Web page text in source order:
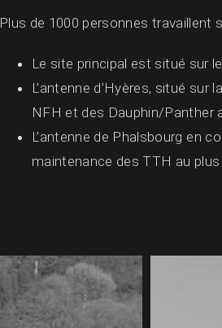
Plus de 1000 personnes travaillent
Le site principal est situé sur
L’antenne d’Hyères, situé
NFH et des Dauphin/Panther
L’antenne de Phalsbourg en
maintenance des TTH au